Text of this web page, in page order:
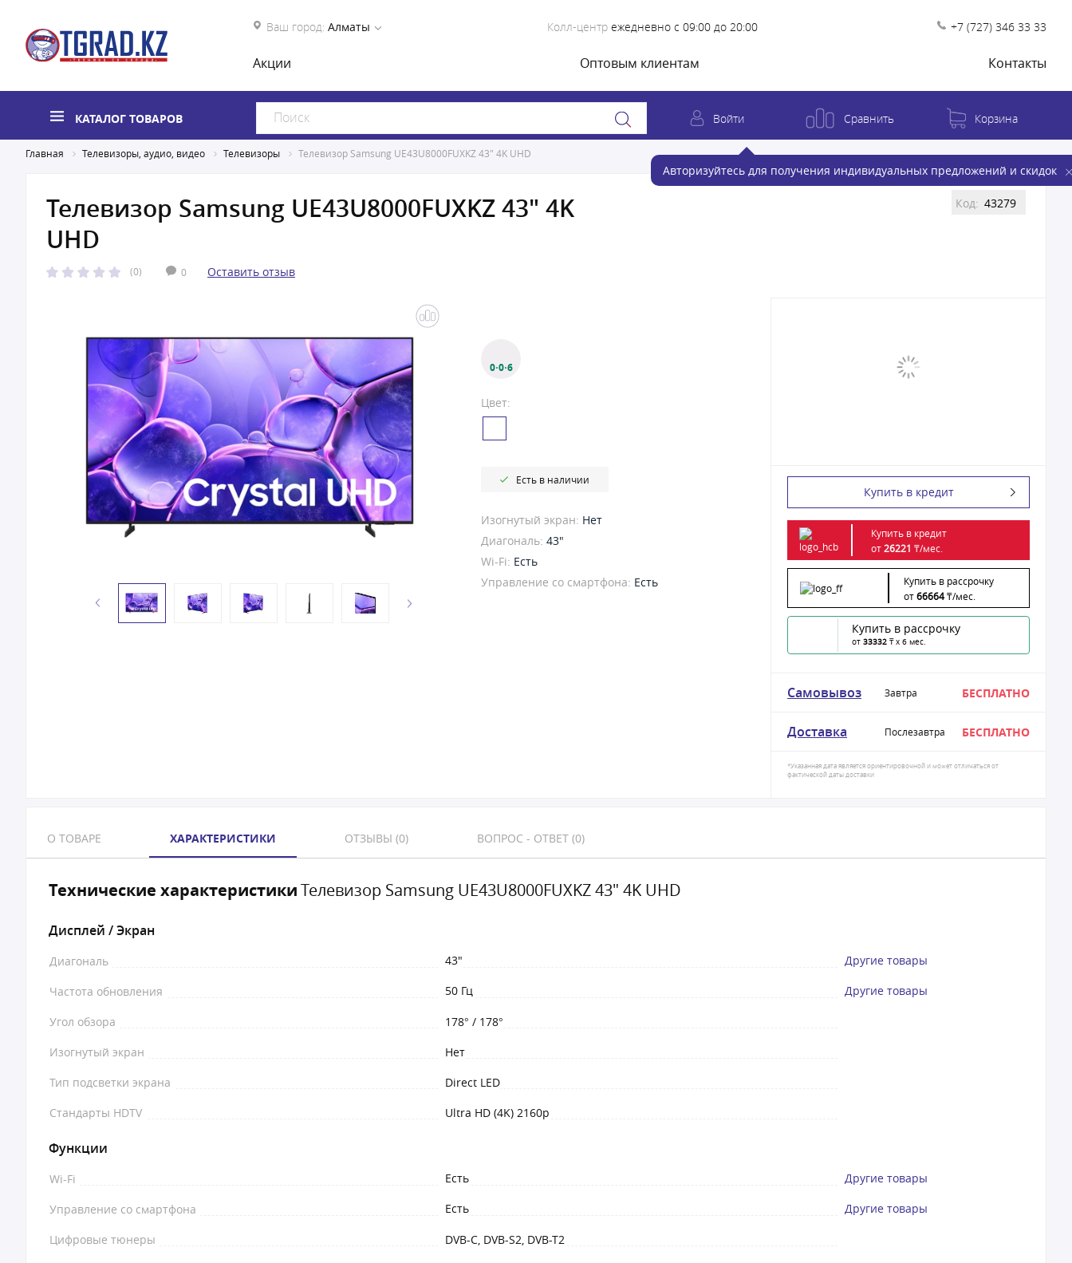
Ваш город: Алматы Колл-центр ежедневно с 09:00 до 20:00 +7 (727) 346 33 33
Акции Оптовым клиентам Контакты
КАТАЛОГ ТОВАРОВ Войти
Авторизуйтесь для получения индивидуальных предложений и скидок
Сравнить Корзина
Главная Телевизоры, аудио, видео Телевизоры Телевизор Samsung UE43U8000FUXKZ 43" 4K UHD
Телевизор Samsung UE43U8000FUXKZ 43" 4K
UHD
(0) 0 Оставить отзыв
Код: 43279
0·0·6
Цвет:
Есть в наличии
Изогнутый экран: Нет
Диагональ: 43"
Wi-Fi: Есть
Управление со смартфона: Есть
Купить в кредит
Купить в кредит
от26221 ₸/мес.
Купить в рассрочку
от66664₸/мес.
Купить в рассрочку
от 33332 ₸ x 6 мес.
Самовывоз Завтра БЕСПЛАТНО
Доставка Послезавтра БЕСПЛАТНО
*Указанная дата является ориентировочной и может отличаться от
фактической даты доставки
О ТОВАРЕ ХАРАКТЕРИСТИКИ ОТЗЫВЫ (0) ВОПРОС - ОТВЕТ (0)
Технические характеристикиТелевизор Samsung UE43U8000FUXKZ 43" 4K UHD
Дисплей / Экран
Диагональ 43" Другие товары
Частота обновления 50 Гц Другие товары
Угол обзора
178° / 178°
Изогнутый экран
Нет
Тип подсветки экрана
Direct LED
Стандарты HDTV
Ultra HD (4K) 2160p
Функции
Wi-Fi Есть Другие товары
Управление со смартфона Есть Другие товары
Цифровые тюнеры DVB-C, DVB-S2, DVB-T2